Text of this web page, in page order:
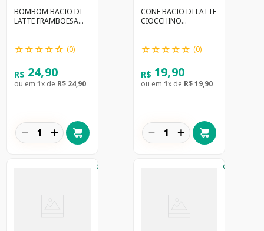
BOMBOM BACIO DI
LATTE FRAMBOESA
☆☆☆☆☆ (0)
R$ 24,90
ou em 1x de R$ 24,90
＋
－
CONE BACIO DI LATTE
CIOCCHINO
☆☆☆☆☆ (0)
R$ 19,90
ou em 1x de R$19,90
＋
－